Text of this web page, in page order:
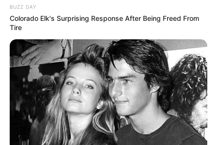
10 Desain Kanopi Tempat
Tidur, Serasa Beristirahat di
Kamar Raja
BUZZ DAY
Colorado Elk's Surprising Response After Being Freed From
Tire